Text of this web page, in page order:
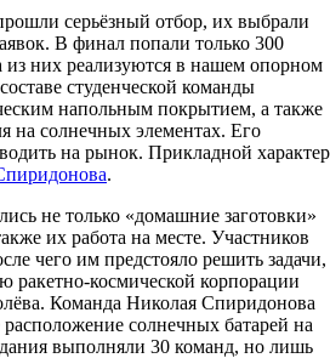
серьёзный отбор, их выбрали
В финал попали только 300
из них реализуются в нашем опорном
студенческой команды
напольным покрытием, а также
на солнечных элементах. Его
на рынок. Прикладной характер
.
не только «домашние заготовки»
их работа на месте. Участников
чего им предстояло решить задачи,
ракетно-космической корпорации
Команда Николая Спиридонова
солнечных батарей на
выполняли 30 команд, но лишь